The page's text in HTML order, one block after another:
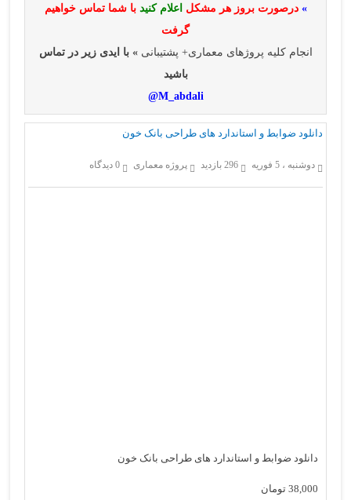
» درصورت بروز هر مشکل اعلام کنید با شما تماس خواهیم
گرفت
انجام کلیه پروژهای معماری+ پشتیبانی» با ایدی زیر در تماس
باشید
M_abdali@
دانلود ضوابط و استاندارد های طراحی بانک خون
دوشنبه ، 5 فوریه 296 بازدید پروژه معماری 0 دیدگاه
دانلود ضوابط و استاندارد های طراحی بانک خون
38,000 تومان